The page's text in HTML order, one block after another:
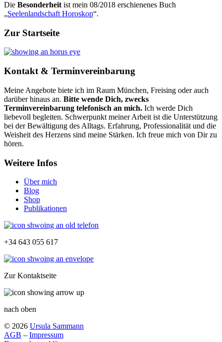
Die Besonderheit ist mein 08/2018 erschienenes Buch
„Seelenlandschaft Horoskop“.
Zur Startseite
Kontakt & Terminvereinbarung
Meine Angebote biete ich im Raum München, Freising oder auch
darüber hinaus an. Bitte wende Dich, zwecks
Terminvereinbarung telefonisch an mich. Ich werde Dich
liebevoll begleiten. Schwerpunkt meiner Arbeit ist die Unterstützung
bei der Bewältigung des Alltags. Erfahrung, Professionalität und die
Weisheit des Herzens sind meine Stärken. Ich freue mich von Dir zu
hören.
Weitere Infos
Über mich
Blog
Shop
Publikationen
+34 643 055 617
Zur Kontaktseite
nach oben
© 2026 Ursula Sammann
AGB – Impressum